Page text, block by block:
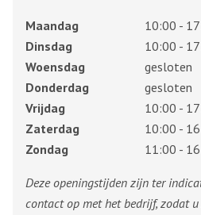
Maandag
10:00 -
Dinsdag
10:00 -
Woensdag
gesloten
Donderdag
gesloten
Vrijdag
10:00 -
Zaterdag
10:00 -
Zondag
11:00 -
Deze openingstijden zijn ter
contact op met het bedrijf, zodat